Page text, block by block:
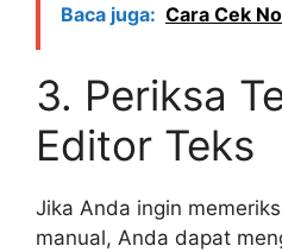
Baca juga: Cara Cek
3. Periksa
Editor Teks
Jika Anda ingin
manual, Anda dapat